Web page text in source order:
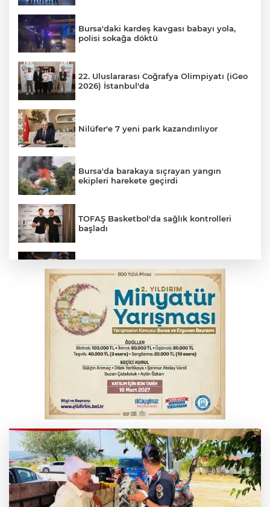
Bursa'daki kardeş kavgası babayı yola,
polisi sokağa döktü
22. Uluslararası Coğrafya Olimpiyatı (iGeo
2026) İstanbul'da
Nilüfer'e 7 yeni park kazandırılıyor
Bursa'da barakaya sıçrayan yangın
ekipleri harekete geçirdi
TOFAŞ Basketbol'da sağlık kontrolleri
başladı
Yargıtay’dan primle çalışanlara müjde
Polisin 'dur' ihtarına uymadı, ceza
duvarına tosladı
Bursa'da yolcu otobüsünün çarptığı
kadın ağır yaralandı
2 katlı 24 kişilik işçi konteynerinde
yangın